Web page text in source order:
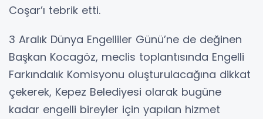
Coşar’ı tebrik etti.
3 Aralık Dünya Engelliler Günü’ne de değinen
Başkan Kocagöz, meclis toplantısında Engelli
Farkındalık Komisyonu oluşturulacağına dikkat
çekerek, Kepez Belediyesi olarak bugüne
kadar engelli bireyler için yapılan hizmet